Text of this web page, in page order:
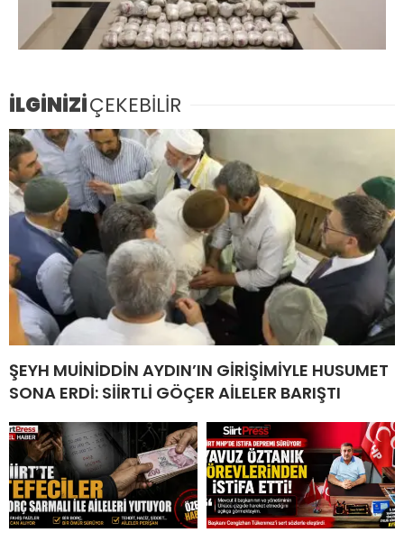
İLGİNİZİÇEKEBİLİR
ŞEYH MUİNİDDİN AYDIN’IN GİRİŞİMİYLE HUSUMET
SONA ERDİ: SİİRTLİ GÖÇER AİLELER BARIŞTI